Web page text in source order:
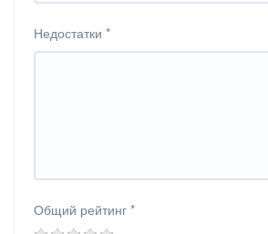
Недостатки *
Общий рейтинг *